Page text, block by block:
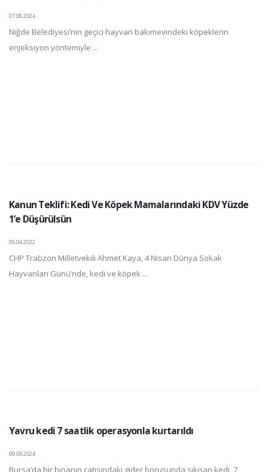
07.08.2024
Niğde Belediyesi’nin geçici hayvan bakımevindeki köpeklerin
enjeksiyon yöntemiyle ...
Kanun Teklifi: Kedi Ve Köpek Mamalarındaki KDV Yüzde
1’e Düşürülsün
05.04.2022
CHP Trabzon Milletvekili Ahmet Kaya, 4 Nisan Dünya Sokak
Hayvanları Günü’nde, kedi ve köpek ...
Yavru kedi 7 saatlik operasyonla kurtarıldı
09.09.2024
Bursa’da bir binanın çatısındaki gider borusunda sıkışan kedi, 7